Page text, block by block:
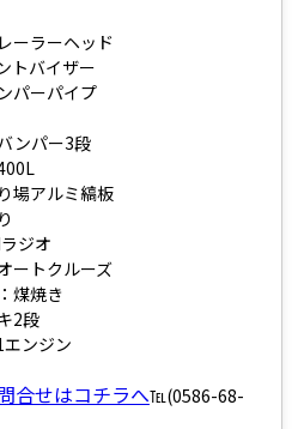
ーラーヘッド
トバイザー
パーパイプ
ンパー3段
場アルミ縞板
ジオ
ートクルーズ
煤焼き
2段
ンジン
合せはコチラへ℡(0586-68-